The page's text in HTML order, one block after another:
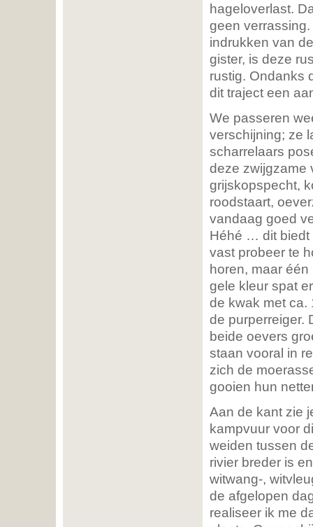
hageloverlast.
geen
indrukken van
gister, is deze
rustig. Ondanks
dit traject een
We passeren
verschijning; ze
scharrelaars
deze zwijgzame
grijskopspecht,
roodstaart,
vandaag goed
Héhé … dit biedt
vast probeer te
horen, maar
gele kleur spat
de kwak met ca.
de purperreiger.
beide oevers
staan vooral in
zich de
gooien hun
Aan de kant zie
kampvuur voor
weiden tussen
rivier breder is
witwang-,
de afgelopen
realiseer ik me